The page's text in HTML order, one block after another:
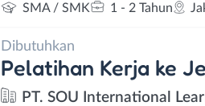
SMA / SMK 1 - 2 Tahun
Dibutuhkan
Pelatihan Kerja ke
PT. SOU International